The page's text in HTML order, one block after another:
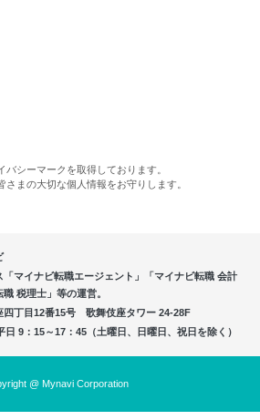
バシーマークを取得しております。
さまの大切な個人情報をお守りします。
「マイナビ転職エージェント」「マイナビ転職 会計
税理士」等の運営。
四丁目12番15号 歌舞伎座タワー 24-28F
9：15～17：45（土曜日、日曜日、祝日を除く）
@ Mynavi Corporation